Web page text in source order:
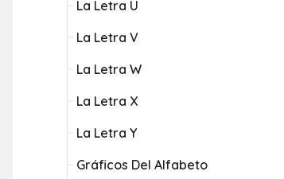
La Letra U
La Letra V
La Letra W
La Letra X
La Letra Y
Gráficos Del Alfabeto